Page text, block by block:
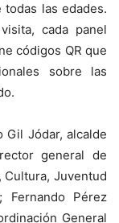
las edades.
cada panel
códigos QR que
sobre las
Gil Jódar, alcalde
general de
Cultura, Juventud
Pérez
General